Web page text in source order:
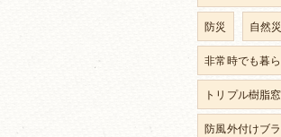
防災 自然
非常時でも暮
トリプル樹脂窓
防風外付けブ